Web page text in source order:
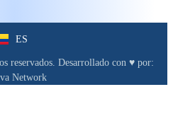
ES
EN
reservados. Desarrollado con ♥︎ por:
Network